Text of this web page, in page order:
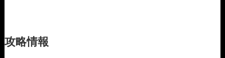
攻略情報